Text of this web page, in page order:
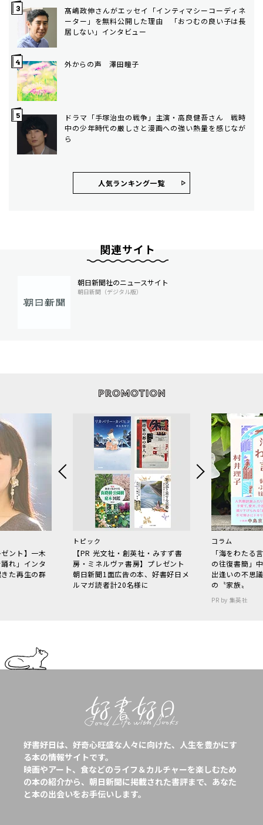
髙嶋政伸さんがエッセイ「インティマシーコーディネ
ーター」を無料公開した理由 「おつむの良い子は長
居しない」インタビュー
外からの声 澤田瞳子
ドラマ「手塚治虫の戦争」主演・高良健吾さん 戦時
中の少年時代の厳しさと漫画への強い熱量を感じなが
ら
人気ランキング⼀覧
関連サイト
朝日新聞社のニュースサイト
朝日新聞（デジタル版）
ント】一木
れ」インタ
た再生の群
トピック
【PR 光文社・創英社・みすず書
房・ミネルヴァ書房】プレゼント
朝日新聞1面広告の本、好書好日メ
ルマガ読者計20名様に
コラム
「海をわた
の往復書簡」
出逢いの不思
の〝家族〟
PR by 集英社
好書好日は、好奇心旺盛な人々に向けた、人生を豊かにす
る本の情報サイトです。
映画やアート、食などのライフ＆カルチャーを楽しむため
の本の紹介から、朝日新聞に掲載された書評まで、あなた
と本の出会いをお手伝いします。